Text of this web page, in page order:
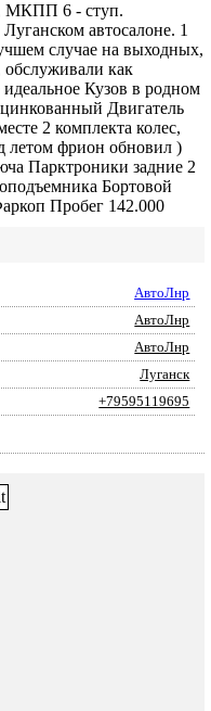
МКПП 6 - ступ.
автосалоне. 1
случае на выходных,
обслуживали как
Кузов в родном
Двигатель
2 комплекта колес,
летом фрион обновил )
Парктроники задние 2
Бортовой
Пробег 142.000
АвтоЛнр
АвтоЛнр
АвтоЛнр
Луганск
+79595119695